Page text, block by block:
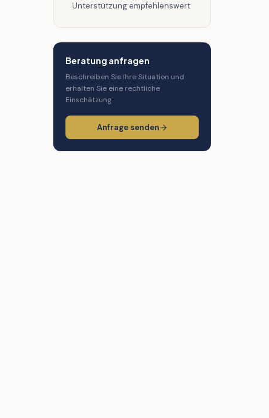
Unterstützung empfehlenswert
Beratung anfragen
Beschreiben Sie Ihre Situation und
erhalten Sie eine rechtliche
Einschätzung
Anfrage senden